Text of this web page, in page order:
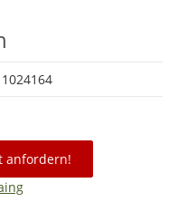
1024164
anfordern!